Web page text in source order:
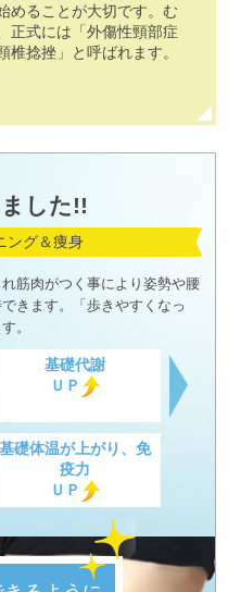
めることが大切です。む
正式には「外傷性頸部症
椎捻挫」と呼ばれます。
した!!
ング＆痩身
筋肉がつく事により姿勢や腰
きます。「歩きやすくなっ
。
基礎代謝
ＵＰ
基礎体温が上がり、免
疫力
ＵＰ